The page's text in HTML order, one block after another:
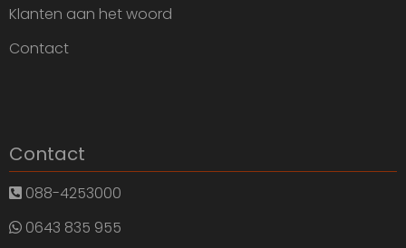
Klanten aan het woord
Contact
Contact
088-4253000
0643 835 955